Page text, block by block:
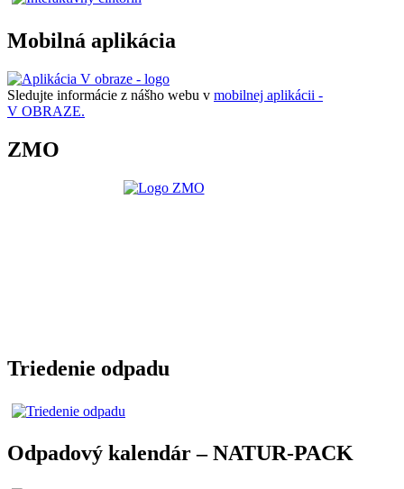
Mobilná aplikácia
Sledujte informácie z nášho webu v mobilnej aplikácii -
V OBRAZE.
ZMO
Triedenie odpadu
Odpadový kalendár – NATUR-PACK